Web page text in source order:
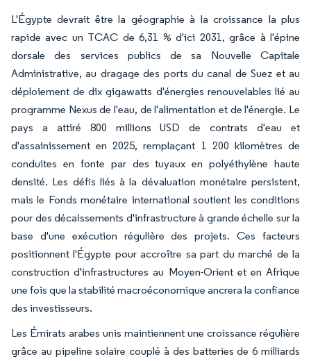
L'Égypte devrait être la géographie à la croissance la plus
rapide avec un TCAC de 6,31 % d'ici 2031, grâce à l'épine
dorsale des services publics de sa Nouvelle Capitale
Administrative, au dragage des ports du canal de Suez et au
déploiement de dix gigawatts d'énergies renouvelables lié au
programme Nexus de l'eau, de l'alimentation et de l'énergie. Le
pays a attiré 800 millions USD de contrats d'eau et
d'assainissement en 2025, remplaçant 1 200 kilomètres de
conduites en fonte par des tuyaux en polyéthylène haute
densité. Les défis liés à la dévaluation monétaire persistent,
mais le Fonds monétaire international soutient les conditions
pour des décaissements d'infrastructure à grande échelle sur la
base d'une exécution régulière des projets. Ces facteurs
positionnent l'Égypte pour accroître sa part du marché de la
construction d'infrastructures au Moyen-Orient et en Afrique
une fois que la stabilité macroéconomique ancrera la confiance
des investisseurs.
Les Émirats arabes unis maintiennent une croissance régulière
grâce au pipeline solaire couplé à des batteries de 6 milliards